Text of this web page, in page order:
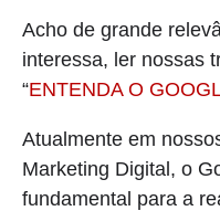
Acho de grande
interessa, ler nossas
“ENTENDA O
Atualmente em
Marketing Digital, o
fundamental para a